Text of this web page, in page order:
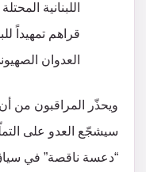
اللبنانية
قراهم تمهيداً
العدوان
ويحذّر المراقبون من
سيشجّع العدو على
“دعسة ناقصة” في سياق